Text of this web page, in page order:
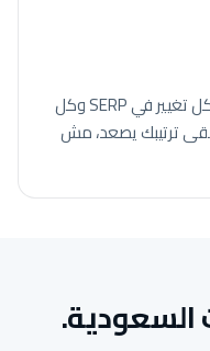
جوجل يحدّث شهريًا. نتابع كل تحوّل وكل تغيير في SERP وكل
ترتيبك يصعد، مش